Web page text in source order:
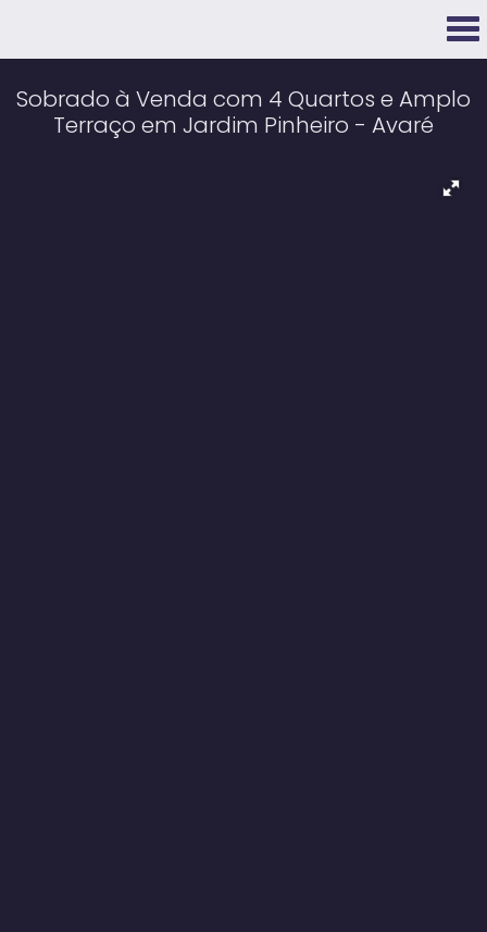
Sobrado à Venda com 4 Quartos e Amplo
Terraço em Jardim Pinheiro - Avaré